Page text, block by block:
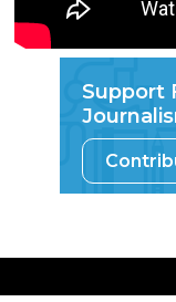
Support